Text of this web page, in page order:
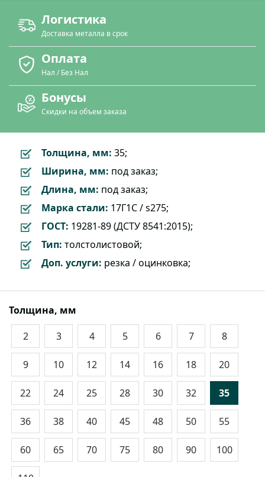
Логистика
Доставка металла в срок
Оплата
Нал / Без Нал
Бонусы
Скидки на объем заказа
Толщина, мм: 35;
Ширина, мм: под заказ;
Длина, мм: под заказ;
Марка стали: 17Г1С / s275;
ГОСТ: 19281-89 (ДСТУ 8541:2015);
Тип: толстолистовой;
Доп. услуги: резка / оцинковка;
Толщина, мм
2
3 4 5 6 7 8
9 10 12 14 16 18 20
22 24 25 28 30 32 35
36 38 40 45 48 50 55
60 65 70 75 80 90 100